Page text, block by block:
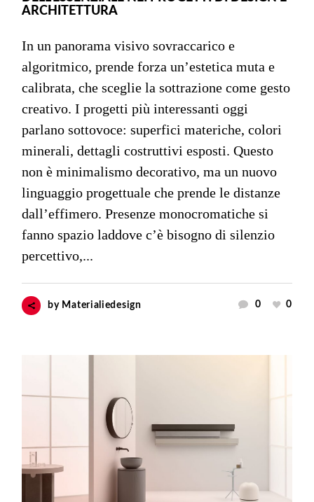
ARCHITETTURA
In un panorama visivo sovraccarico e
algoritmico, prende forza un’estetica muta e
calibrata, che sceglie la sottrazione come gesto
creativo. I progetti più interessanti oggi
parlano sottovoce: superfici materiche, colori
minerali, dettagli costruttivi esposti. Questo
non è minimalismo decorativo, ma un nuovo
linguaggio progettuale che prende le distanze
dall’effimero. Presenze monocromatiche si
fanno spazio laddove c’è bisogno di silenzio
percettivo,...
by Materialiedesign 0 0